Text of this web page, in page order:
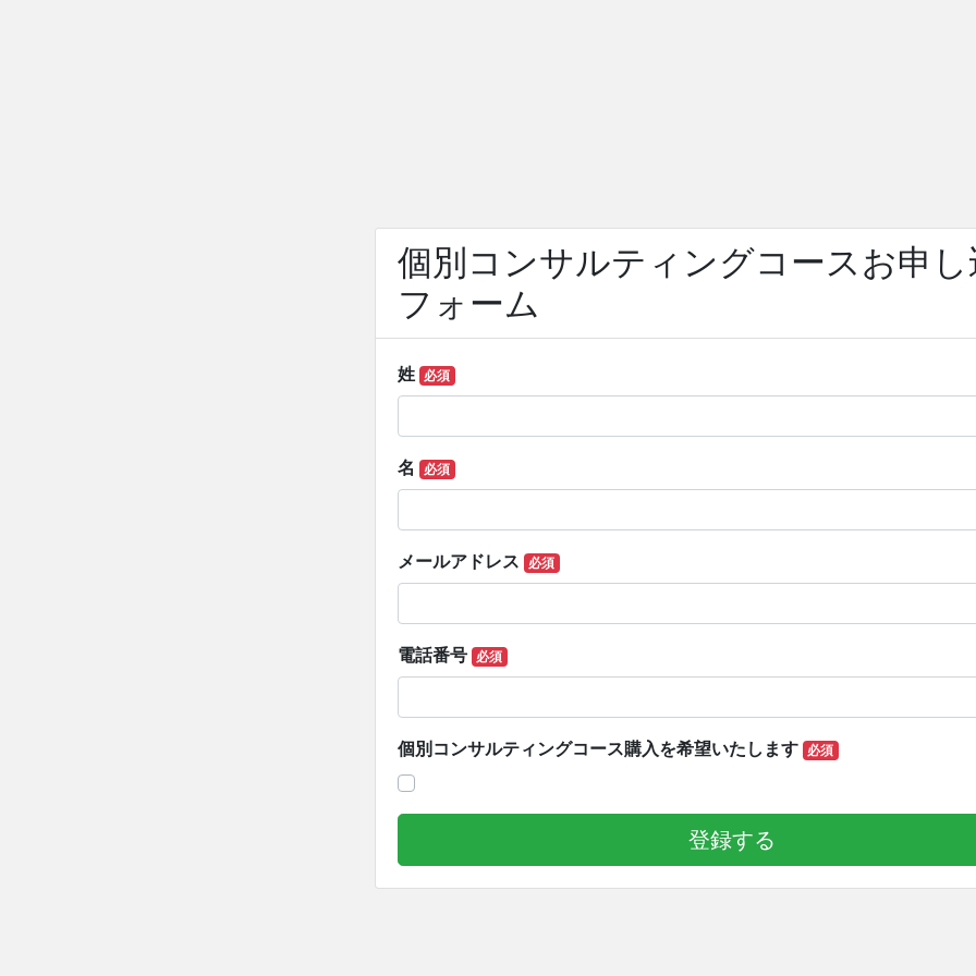
個別コンサルティングコースお申
フォーム
姓 必須
名 必須
メールアドレス 必須
電話番号 必須
個別コンサルティングコース購入を希望いたします 必須
登録する